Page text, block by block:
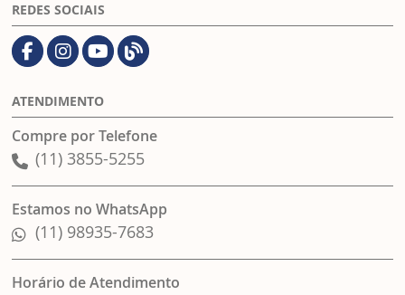
REDES SOCIAIS
ATENDIMENTO
Compre por Telefone
(11) 3855-5255
Estamos no WhatsApp
(11) 98935-7683
Horário de Atendimento